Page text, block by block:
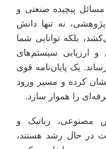
پیچیده صنعتی و
نه تنها دانش
بلکه توانایی شما
ارزیابی سیستم‌های
یک پایان‌نامه قوی
کرده و مسیر ورود
را هموار سازد.
مصنوعی، رباتیک و
در حال رشد هستند،